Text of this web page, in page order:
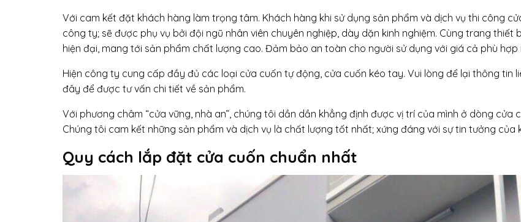
Với cam kết đặt khách hàng làm trọng tâm. Khách hàng khi sử dụng sản phẩm và dịch vụ thi công
công ty; sẽ được phụ vụ bởi đội ngũ nhân viên chuyên nghiệp, dày dặn kinh nghiệm. Cùng trang thiết
hiện đại, mang tới sản phẩm chất lượng cao. Đảm bảo an toàn cho người sử dụng với giá cả phù hợp
Hiện công ty cung cấp đầy đủ các loại cửa cuốn tự động, cửa cuốn kéo tay. Vui lòng để lại thông tin
đây để được tư vấn chi tiết về sản phẩm.
Với phương châm “cửa vững, nhà an”, chúng tôi dần dần khẳng định được vị trí của mình ở dòng cửa
Chúng tôi cam kết những sản phẩm và dịch vụ là chất lượng tốt nhất; xứng đáng với sự tin tưởng của
Quy cách lắp đặt cửa cuốn chuẩn nhất